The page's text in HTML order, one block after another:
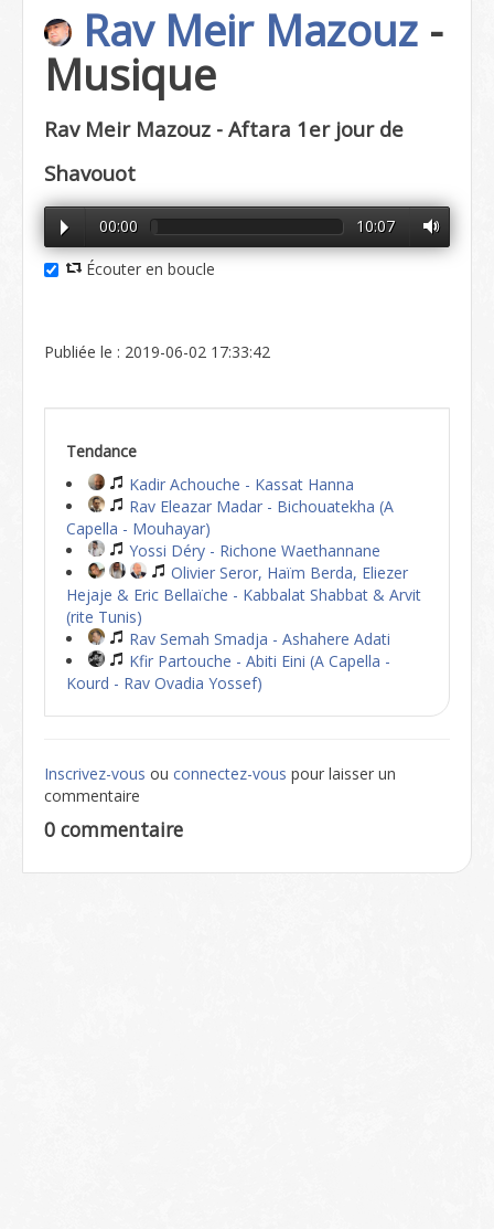
Rav Meir Mazouz -
Musique
Rav Meir Mazouz - Aftara 1er jour de
Shavouot
00:00 10:07
Écouter en boucle
Publiée le : 2019-06-02 17:33:42
Tendance
Kadir Achouche - Kassat Hanna
Rav Eleazar Madar - Bichouatekha (A
Capella - Mouhayar)
Yossi Déry - Richone Waethannane
Olivier Seror, Haïm Berda, Eliezer
Hejaje & Eric Bellaïche - Kabbalat Shabbat & Arvit
(rite Tunis)
Rav Semah Smadja - Ashahere Adati
Kfir Partouche - Abiti Eini (A Capella -
Kourd - Rav Ovadia Yossef)
Inscrivez-vous ou connectez-vous pour laisser un
commentaire
0 commentaire